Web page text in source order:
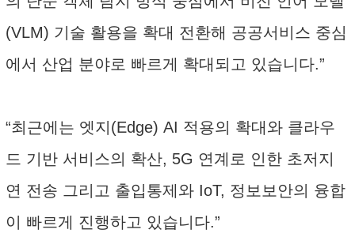
(VLM) 기술 활용을 확대 전환해 공공서비스 중심
에서 산업 분야로 빠르게 확대되고 있습니다.”
“최근에는 엣지(Edge) AI 적용의 확대와 클라우
드 기반 서비스의 확산, 5G 연계로 인한 초저지
연 전송 그리고 출입통제와 IoT, 정보보안의 융합
이 빠르게 진행하고 있습니다.”